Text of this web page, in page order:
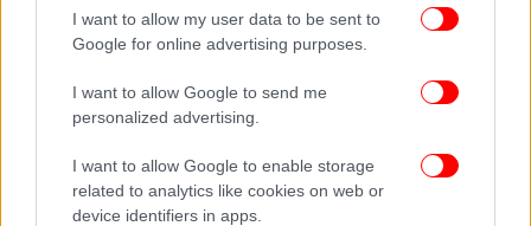
I want to allow my user data to be sent to
Google for online advertising purposes.
I want to allow Google to send me
personalized advertising.
I want to allow Google to enable storage
related to analytics like cookies on web or
device identifiers in apps.
Ακολουθήστε το στο Google News
και μάθετε
πρώτοι όλες τις ειδήσεις